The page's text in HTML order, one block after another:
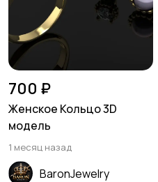
700 ₽
Женское Кольцо 3D
модель
1 месяц назад
BaronJewelry